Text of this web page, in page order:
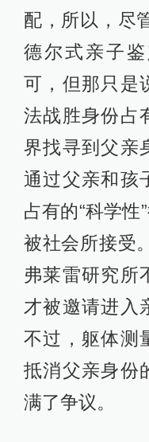
配，所以，尽
德尔式亲子
可，但那只是
法战胜身份占
界找寻到父亲
通过父亲和孩
占有的“科学性
被社会所接受
弗莱雷研究所
才被邀请进入
不过，躯体测
抵消父亲身份
满了争议。